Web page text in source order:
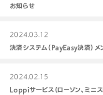
お知らせ
2024.03.12
決済システム（PayEasy決済）
2024.02.15
Loppiサービス（ローソン、ミニ